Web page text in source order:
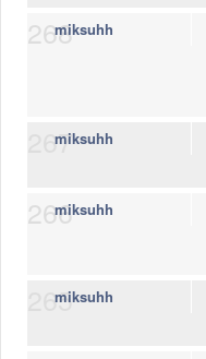
Haku
Uudet videot
Haku
Osat
268miksuhh
267
miksuhh
266miksuhh
265
miksuhh